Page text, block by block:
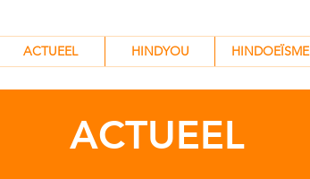
HINDOEÏSME
HINDYOU
ACTUEEL HINDYOU HINDOEÏSME
ACTUEEL